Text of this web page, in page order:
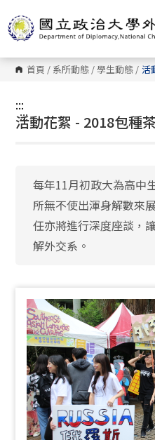
到
主
要
內
容
區 首頁 / 系所動態 /學生動態 / 活
:::
:::
活動花絮 - 2018包種
每年11月初政大為高中
所無不使出渾身解數來
任亦將進行深度座談，
解外交系。